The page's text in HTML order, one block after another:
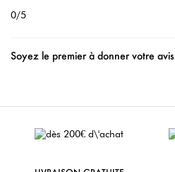
0/5
Soyez le premier à donner votre avis